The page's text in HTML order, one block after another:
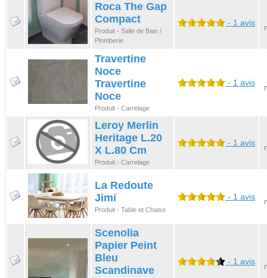
Roca The Gap
Compact
Produit - Salle de Bain /
Plomberie
- 1 avis
Travertine
Noce
Travertine
Noce
Produit - Carrelage
- 1 avis
Leroy Merlin
Heritage L.20
X L.80 Cm
Produit - Carrelage
- 1 avis
La Redoute
Jimi
Produit - Table et Chaise
- 1 avis
Scenolia
Papier Peint
Bleu
Scandinave
- 1 avis